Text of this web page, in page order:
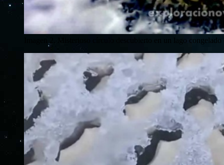
Imagen 2. Misterioso círculo descubierto en un lago congelado